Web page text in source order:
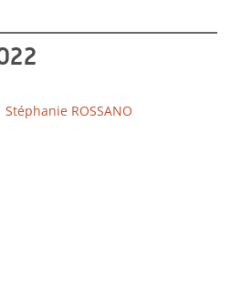
Stéphanie ROSSANO